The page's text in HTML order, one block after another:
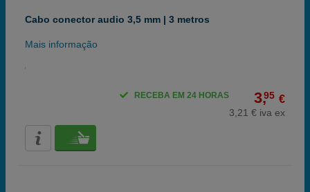
Cabo conector audio 3,5 mm | 3 metros
Mais informação
3,95 €
3,21 € iva ex
RECEBA EM 24 HORAS